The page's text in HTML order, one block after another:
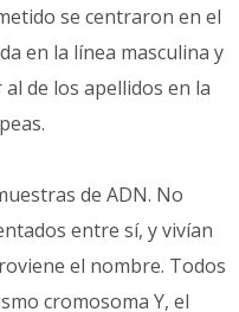
se centraron en el
en la línea masculina y
de los apellidos en la
de ADN. No
entre sí, y vivían
el nombre. Todos
cromosoma Y, el